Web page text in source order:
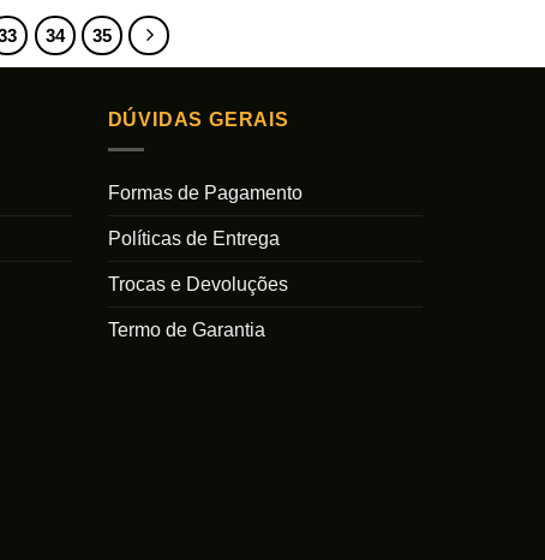
34 35
DÚVIDAS GERAIS
Formas de Pagamento
Políticas de Entrega
Trocas e Devoluções
Termo de Garantia